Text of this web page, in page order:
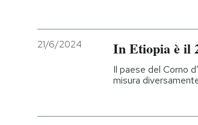
21/6/2024 In Etiopia è il
Il paese del Corno
misura